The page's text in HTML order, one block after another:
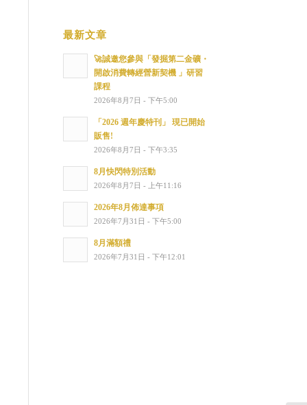
最新文章
🚀誠邀您參與「發掘第二金礦・
開啟消費轉經營新契機 」研習
課程
2026年8月7日 - 下午5:00
「2026 週年慶特刊」 現已開始
販售!
2026年8月7日 - 下午3:35
8月快閃特別活動
2026年8月7日 - 上午11:16
2026年8月佈達事項
2026年7月31日 - 下午5:00
8月滿額禮
2026年7月31日 - 下午12:01